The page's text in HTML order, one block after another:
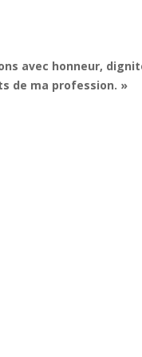
avec honneur,
de ma profession. »